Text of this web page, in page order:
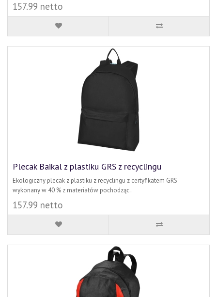
157.99 netto
Plecak Baikal z plastiku GRS z recyclingu
Ekologiczny plecak z plastiku z recyclingu z certyfikatem GRS
wykonany w 40 % z materiałów pochodząc..
157.99 netto